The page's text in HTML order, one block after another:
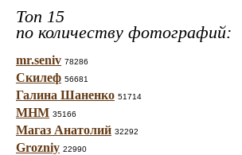
Топ 15
по количеству фотографий:
mr.seniv 78286
Скилеф 56681
Галина Шаненко 51714
МНМ 35166
Магаз Анатолий 32292
Grozniy 22990